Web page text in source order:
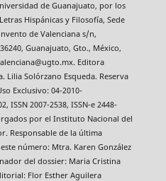
de Guanajuato, por los
Hispánicas y Filosofía, Sede
de Valenciana s/n,
Guanajuato, Gto., México,
Editora
Lilia Solórzano Esqueda. Reserva
Exclusivo: 04-2010-
ISSN 2007-2538, ISSN-e 2448-
por el Instituto Nacional del
Responsable de la última
número: Mtra. Karen González
del dossier: Maria Cristina
Flor Esther Aguilera